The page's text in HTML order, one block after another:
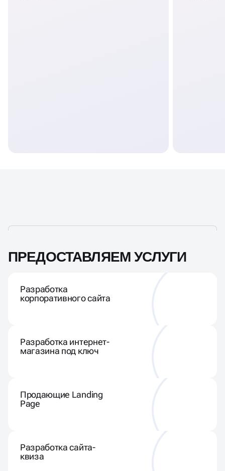
ПРЕДОСТАВЛЯЕМ УСЛУГИ
Разработка
корпоративного сайта
Разработка интернет-
магазина под ключ
Продающие Landing
Page
Разработка сайта-
квиза